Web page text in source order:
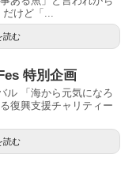
だけど「...
読む
特別企画
ル 「海から元気になろ
復興支援チャリティー
読む